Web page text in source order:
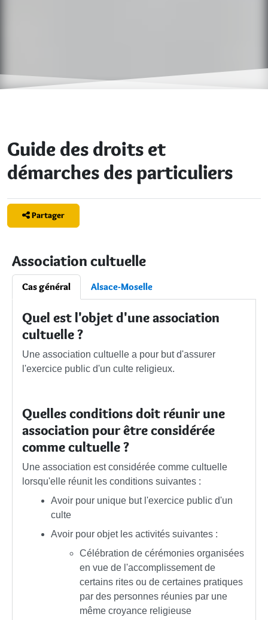
Guide des droits et
démarches des particuliers
Partager
Association cultuelle
Cas général Alsace-Moselle
Quel est l'objet d'une association
cultuelle ?
Une association cultuelle a pour but d'assurer
l'exercice public d'un culte religieux.
Quelles conditions doit réunir une
association pour être considérée
comme cultuelle ?
Une association est considérée comme cultuelle
lorsqu'elle réunit les conditions suivantes :
Avoir pour unique but l'exercice public d'un
culte
Avoir pour objet les activités suivantes :
Célébration de cérémonies organisées
en vue de l'accomplissement de
certains rites ou de certaines pratiques
par des personnes réunies par une
même croyance religieuse